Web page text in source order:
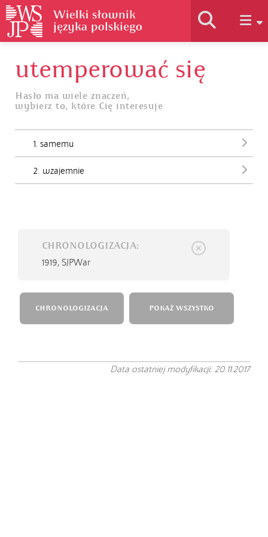
Historia słownika
Jak korzystać
utemperować się
Hasło ma wiele znaczeń,
wybierz to, które Cię interesuje
1. samemu
2. wzajemnie
CHRONOLOGIZACJA:
1919, SJPWar
CHRONOLOGIZACJA POKAŻ WSZYSTKO
Data ostatniej modyfikacji: 20.11.2017